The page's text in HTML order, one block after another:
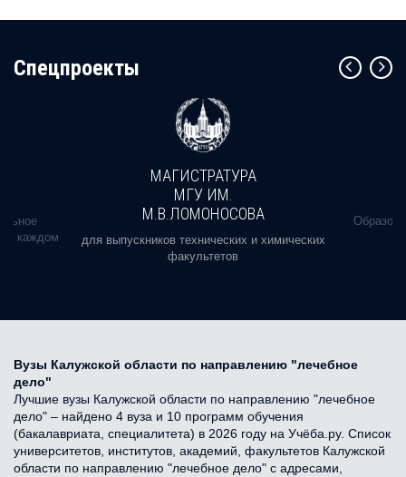
Cпецпроекты
в каждом
МАГИСТРАТУРА
МГУ ИМ.
М.В.ЛОМОНОСОВА
для выпускников технических и химических
факультетов
Вузы Калужской области по направлению "лечебное
дело"
Лучшие вузы Калужской области по направлению "лечебное
дело" – найдено 4 вуза и 10 программ обучения
(бакалавриата, специалитета) в 2026 году на Учёба.ру. Список
университетов, институтов, академий, факультетов Калужской
области по направлению "лечебное дело" с адресами,